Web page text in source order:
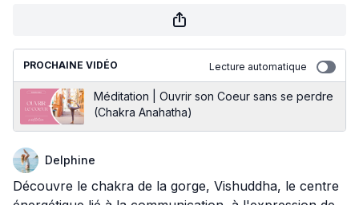
pour continuer
PROCHAINE VIDÉO Lecture automatique
Méditation | Ouvrir son Coeur sans se perdre
(Chakra Anahatha)
Delphine
Découvre le chakra de la gorge, Vishuddha, le centre